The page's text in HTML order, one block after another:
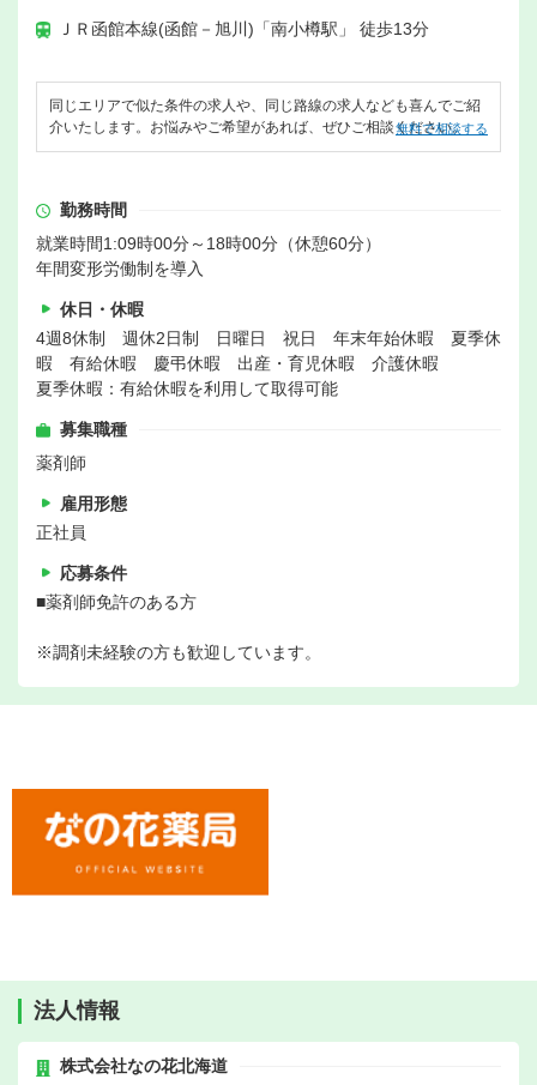
ＪＲ函館本線(函館－旭川)「南小樽駅」 徒歩13分
同じエリアで似た条件の求人や、同じ路線の求人なども喜んでご紹
介いたします。お悩みやご希望があれば、ぜひご相談ください。
無料で相談する
勤務時間
就業時間1:09時00分～18時00分（休憩60分）
年間変形労働制を導入
休日・休暇
4週8休制 週休2日制 日曜日 祝日 年末年始休暇 夏季休
暇 有給休暇 慶弔休暇 出産・育児休暇 介護休暇
夏季休暇：有給休暇を利用して取得可能
募集職種
薬剤師
雇用形態
正社員
応募条件
■薬剤師免許のある方
※調剤未経験の方も歓迎しています。
法人情報
株式会社なの花北海道